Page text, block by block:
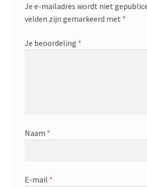
Je e-mailadres wordt niet
velden zijn gemarkeerd met *
Je beoordeling *
Naam *
E-mail *